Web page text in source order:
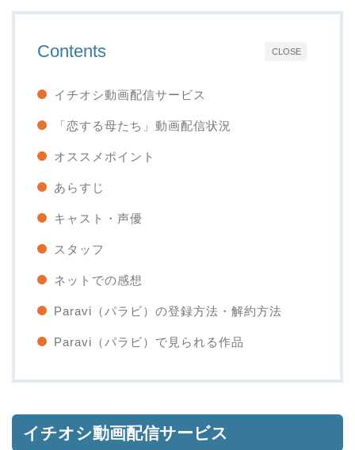
CLOSE
Contents
イチオシ動画配信サービス
「恋する母たち」動画配信状況
オススメポイント
あらすじ
キャスト・声優
スタッフ
ネットでの感想
Paravi（パラビ）の登録方法・解約方法
Paravi（パラビ）で見られる作品
イチオシ動画配信サービス